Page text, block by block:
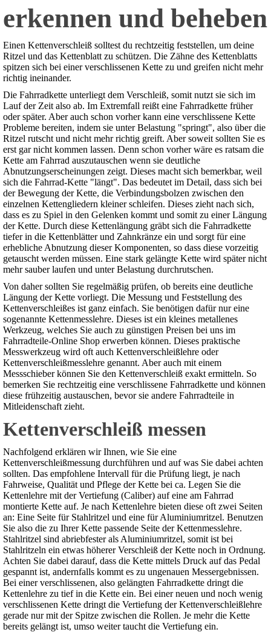
erkennen und beheben
Einen Kettenverschleiß solltest du rechtzeitig feststellen, um deine
Ritzel und das Kettenblatt zu schützen. Die Zähne des Kettenblatts
spitzen sich bei einer verschlissenen Kette zu und greifen nicht mehr
richtig ineinander.
Die Fahrradkette unterliegt dem Verschleiß, somit nutzt sie sich im
Lauf der Zeit also ab. Im Extremfall reißt eine Fahrradkette früher
oder später. Aber auch schon vorher kann eine verschlissene Kette
Probleme bereiten, indem sie unter Belastung "springt", also über die
Ritzel rutscht und nicht mehr richtig greift. Aber soweit sollten Sie es
erst gar nicht kommen lassen. Denn schon vorher wäre es ratsam die
Kette am Fahrrad auszutauschen wenn sie deutliche
Abnutzungserscheinungen zeigt. Dieses macht sich bemerkbar, weil
sich die Fahrrad-Kette "längt". Das bedeutet im Detail, dass sich bei
der Bewegung der Kette, die Verbindungsbolzen zwischen den
einzelnen Kettengliedern kleiner schleifen. Dieses zieht nach sich,
dass es zu Spiel in den Gelenken kommt und somit zu einer Längung
der Kette. Durch diese Kettenlängung gräbt sich die Fahrradkette
tiefer in die Kettenblätter und Zahnkränze ein und sorgt für eine
erhebliche Abnutzung dieser Komponenten, so dass diese vorzeitig
getauscht werden müssen. Eine stark gelängte Kette wird später nicht
mehr sauber laufen und unter Belastung durchrutschen.
Von daher sollten Sie regelmäßig prüfen, ob bereits eine deutliche
Längung der Kette vorliegt. Die Messung und Feststellung des
Kettenverschleißes ist ganz einfach. Sie benötigen dafür nur eine
sogenannte Kettenmesslehre. Dieses ist ein kleines metallenes
Werkzeug, welches Sie auch zu günstigen Preisen bei uns im
Fahrradteile-Online Shop erwerben können. Dieses praktische
Messwerkzeug wird oft auch Kettenverschleißlehre oder
Kettenverschleißmesslehre genannt. Aber auch mit einem
Messschieber können Sie den Kettenverschleiß exakt ermitteln. So
bemerken Sie rechtzeitig eine verschlissene Fahrradkette und können
diese frühzeitig austauschen, bevor sie andere Fahrradteile in
Mitleidenschaft zieht.
Kettenverschleiß messen
Nachfolgend erklären wir Ihnen, wie Sie eine
Kettenverschleißmessung durchführen und auf was Sie dabei achten
sollten. Das empfohlene Intervall für die Prüfung liegt, je nach
Fahrweise, Qualität und Pflege der Kette bei ca. Legen Sie die
Kettenlehre mit der Vertiefung (Caliber) auf eine am Fahrrad
montierte Kette auf. Je nach Kettenlehre bieten diese oft zwei Seiten
an: Eine Seite für Stahlritzel und eine für Aluminiumritzel. Benutzen
Sie also die zu Ihrer Kette passende Seite der Kettenmesslehre.
Stahlritzel sind abriebfester als Aluminiumritzel, somit ist bei
Stahlritzeln ein etwas höherer Verschleiß der Kette noch in Ordnung.
Achten Sie dabei darauf, dass die Kette mittels Druck auf das Pedal
gespannt ist, andernfalls kommt es zu ungenauen Messergebnissen.
Bei einer verschlissenen, also gelängten Fahrradkette dringt die
Kettenlehre zu tief in die Kette ein. Bei einer neuen und noch wenig
verschlissenen Kette dringt die Vertiefung der Kettenverschleißlehre
gerade nur mit der Spitze zwischen die Rollen. Je mehr die Kette
bereits gelängt ist, umso weiter taucht die Vertiefung ein.